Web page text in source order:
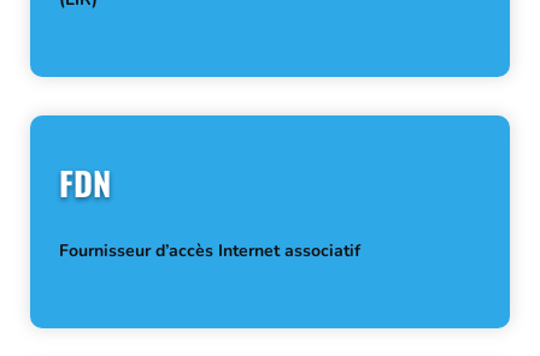
FDN
Fournisseur d’accès Internet associatif